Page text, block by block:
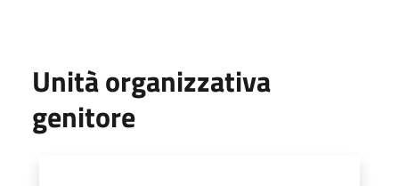
Unità organizzativa
genitore